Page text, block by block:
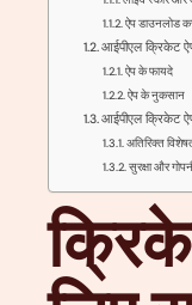
ऐप डाउनलोड
आईपीएल क्रिकेट
ऐप के फायदे
ऐप के नुकसान
आईपीएल क्रिकेट ऐप
अतिरिक्त
सुरक्षा और